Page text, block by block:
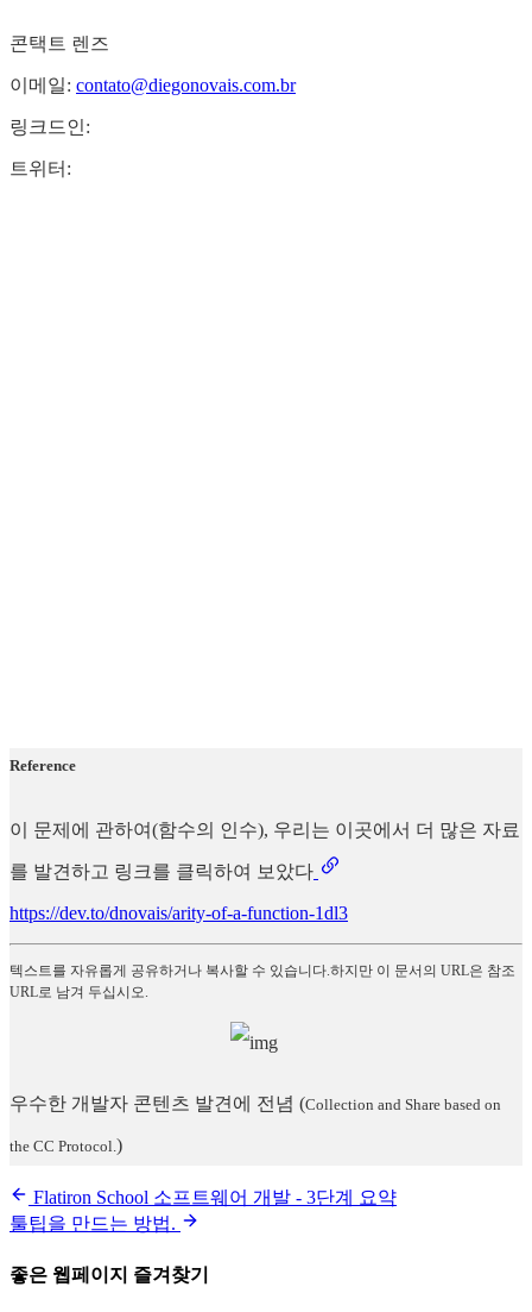
콘택트 렌즈
이메일: contato@diegonovais.com.br
링크드인:
트위터:
Reference
이 문제에 관하여(함수의 인수), 우리는 이곳에서 더 많은 자료
를 발견하고 링크를 클릭하여 보았다
https://dev.to/dnovais/arity-of-a-function-1dl3
텍스트를 자유롭게 공유하거나 복사할 수 있습니다.하지만 이 문서의 URL은 참조
URL로 남겨 두십시오.
우수한 개발자 콘텐츠 발견에 전념 (Collection and Share based on
the CC Protocol.)
Flatiron School 소프트웨어 개발 - 3단계 요약
툴팁을 만드는 방법.
좋은 웹페이지 즐겨찾기